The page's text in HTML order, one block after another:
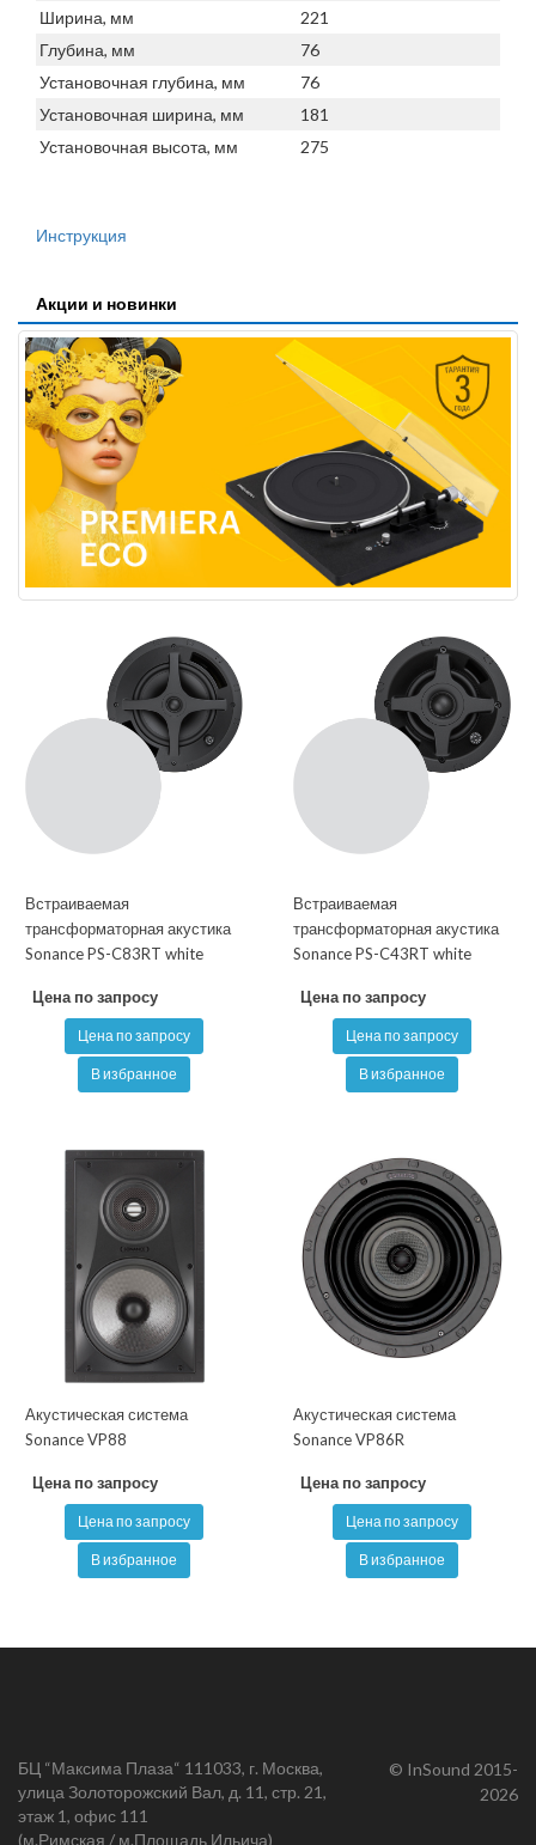
Ширина, мм
221
Глубина, мм
76
Установочная глубина, мм
76
Установочная ширина, мм
181
Установочная высота, мм
275
Инструкция
Акции и новинки
Встраиваемая
трансформаторная акустика
Sonance PS-C83RT white
Цена по запросу
Цена по запросу
В избранное
Встраиваемая
трансформаторная акустика
Sonance PS-C43RT white
Цена по запросу
Цена по запросу
В избранное
Акустическая система
Sonance VP88
Цена по запросу
Цена по запросу
В избранное
Акустическая система
Sonance VP86R
Цена по запросу
Цена по запросу
В избранное
БЦ “Максима Плаза“ 111033, г. Москва,
улица Золоторожский Вал, д. 11, стр. 21,
этаж 1, офис 111
(м.Римская / м.Площадь Ильича)
© InSound 2015-
2026